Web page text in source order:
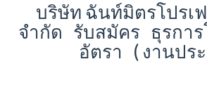
บริษัท ฉันท์มิตรโปรเ
จำกัด รับสมัคร ธุรการ
อัตรา ( งานปร